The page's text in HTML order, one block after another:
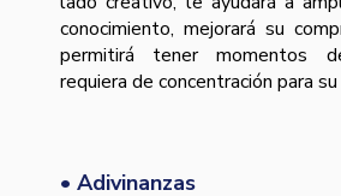
conocimiento, mejorará su
permitirá tener momentos
requiera de concentración para
• Adivinanzas